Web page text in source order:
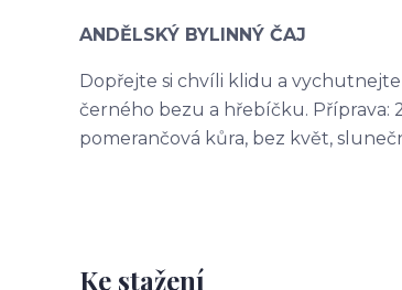
ANDĚLSKÝ BYLINNÝ ČAJ
Dopřejte si chvíli klidu a
černého bezu a hřebíčku. Příprava:
pomerančová kůra, bez květ,
Ke stažení